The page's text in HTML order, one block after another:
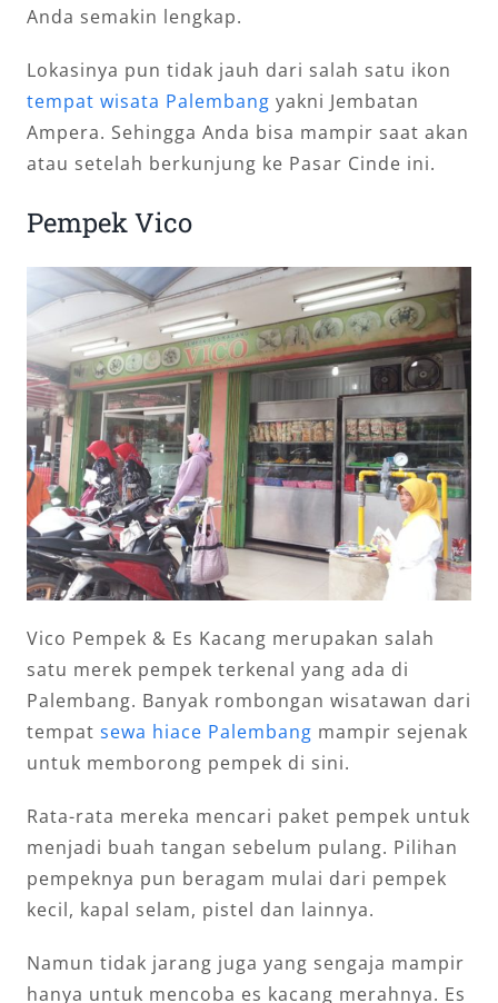
Anda semakin lengkap.
Lokasinya pun tidak jauh dari salah satu ikon
tempat wisata Palembang yakni Jembatan
Ampera. Sehingga Anda bisa mampir saat akan
atau setelah berkunjung ke Pasar Cinde ini.
Pempek Vico
Vico Pempek & Es Kacang merupakan salah
satu merek pempek terkenal yang ada di
Palembang. Banyak rombongan wisatawan dari
tempat sewa hiace Palembang mampir sejenak
untuk memborong pempek di sini.
Rata-rata mereka mencari paket pempek untuk
menjadi buah tangan sebelum pulang. Pilihan
pempeknya pun beragam mulai dari pempek
kecil, kapal selam, pistel dan lainnya.
Namun tidak jarang juga yang sengaja mampir
hanya untuk mencoba es kacang merahnya. Es